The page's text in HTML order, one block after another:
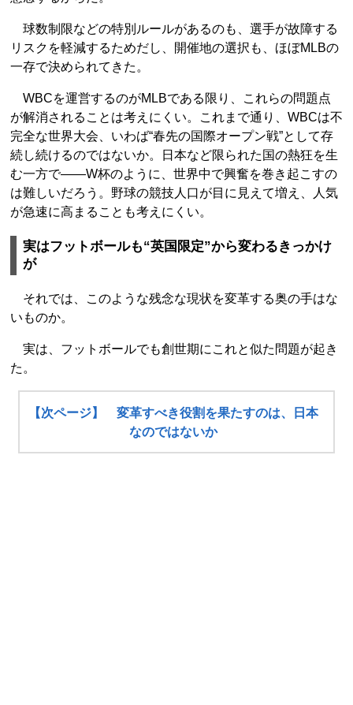
球数制限などの特別ルールがあるのも、選手が故障する
リスクを軽減するためだし、開催地の選択も、ほぼMLBの
一存で決められてきた。
WBCを運営するのがMLBである限り、これらの問題点
が解消されることは考えにくい。これまで通り、WBCは不
完全な世界大会、いわば“春先の国際オープン戦”として存
続し続けるのではないか。日本など限られた国の熱狂を生
む一方で――W杯のように、世界中で興奮を巻き起こすの
は難しいだろう。野球の競技人口が目に見えて増え、人気
が急速に高まることも考えにくい。
実はフットボールも“英国限定”から変わるきっかけ
が
それでは、このような残念な現状を変革する奥の手はな
いものか。
実は、フットボールでも創世期にこれと似た問題が起き
た。
【次ページ】 変革すべき役割を果たすのは、日本
なのではないか